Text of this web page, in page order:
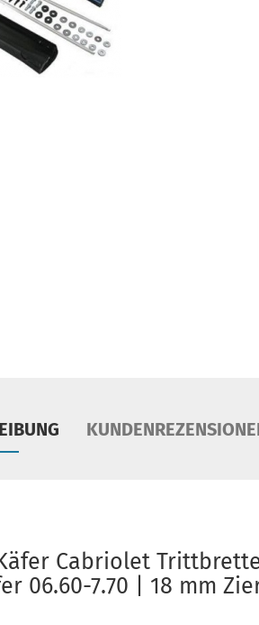
Cabriolet
06.60-7.70 | 18 mm